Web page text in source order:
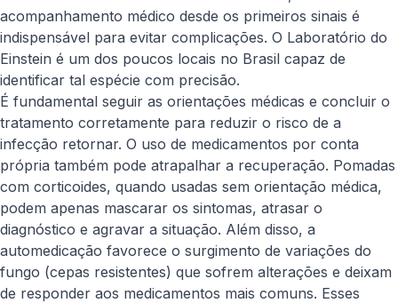
acompanhamento médico desde os primeiros sinais é
indispensável para evitar complicações. O Laboratório do
Einstein é um dos poucos locais no Brasil capaz de
identificar tal espécie com precisão.
É fundamental seguir as orientações médicas e concluir o
tratamento corretamente para reduzir o risco de a
infecção retornar. O uso de medicamentos por conta
própria também pode atrapalhar a recuperação. Pomadas
com corticoides, quando usadas sem orientação médica,
podem apenas mascarar os sintomas, atrasar o
diagnóstico e agravar a situação. Além disso, a
automedicação favorece o surgimento de variações do
fungo (cepas resistentes) que sofrem alterações e deixam
de responder aos medicamentos mais comuns. Esses